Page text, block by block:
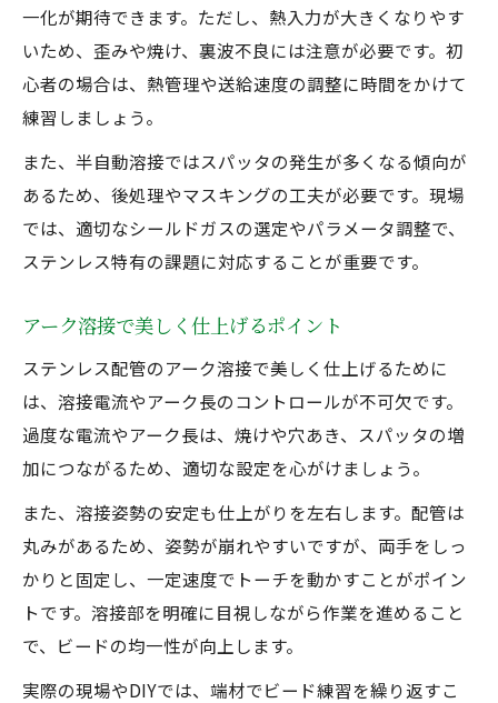
一化が期待できます。ただし、熱入力が大きくなりやす
いため、歪みや焼け、裏波不良には注意が必要です。初
心者の場合は、熱管理や送給速度の調整に時間をかけて
練習しましょう。
また、半自動溶接ではスパッタの発生が多くなる傾向が
あるため、後処理やマスキングの工夫が必要です。現場
では、適切なシールドガスの選定やパラメータ調整で、
ステンレス特有の課題に対応することが重要です。
アーク溶接で美しく仕上げるポイント
ステンレス配管のアーク溶接で美しく仕上げるために
は、溶接電流やアーク長のコントロールが不可欠です。
過度な電流やアーク長は、焼けや穴あき、スパッタの増
加につながるため、適切な設定を心がけましょう。
また、溶接姿勢の安定も仕上がりを左右します。配管は
丸みがあるため、姿勢が崩れやすいですが、両手をしっ
かりと固定し、一定速度でトーチを動かすことがポイン
トです。溶接部を明確に目視しながら作業を進めること
で、ビードの均一性が向上します。
実際の現場やDIYでは、端材でビード練習を繰り返すこ